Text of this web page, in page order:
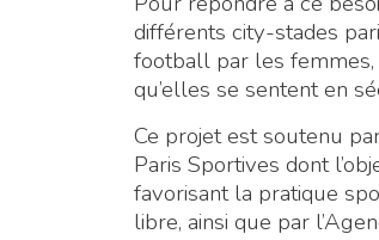
différents city-stades
football par les femmes,
qu’elles se sentent en
Ce projet est soutenu
Paris Sportives dont
favorisant la pratique
libre, ainsi que par